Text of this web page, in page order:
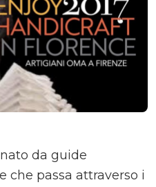
da guide
che passa attraverso i